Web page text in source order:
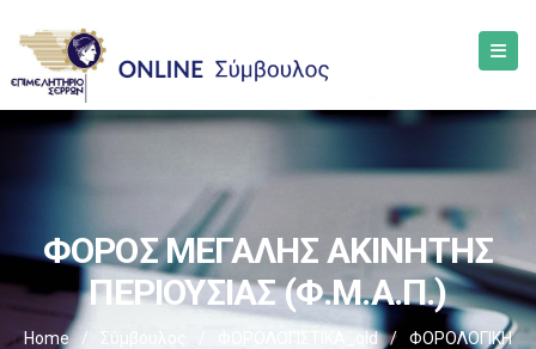
ΦΟΡΟΣ ΜΕΓΑΛΗΣ ΑΚΙΝΗΤΗΣ
ΠΕΡΙΟΥΣΙΑΣ (Φ.Μ.Α.Π.)
Home / Σύμβουλος ΦΟΡΟΛΟΓΙΣΤΙΚΑ_old /
ΦΟΡΟΛΟΓΙΚΗ